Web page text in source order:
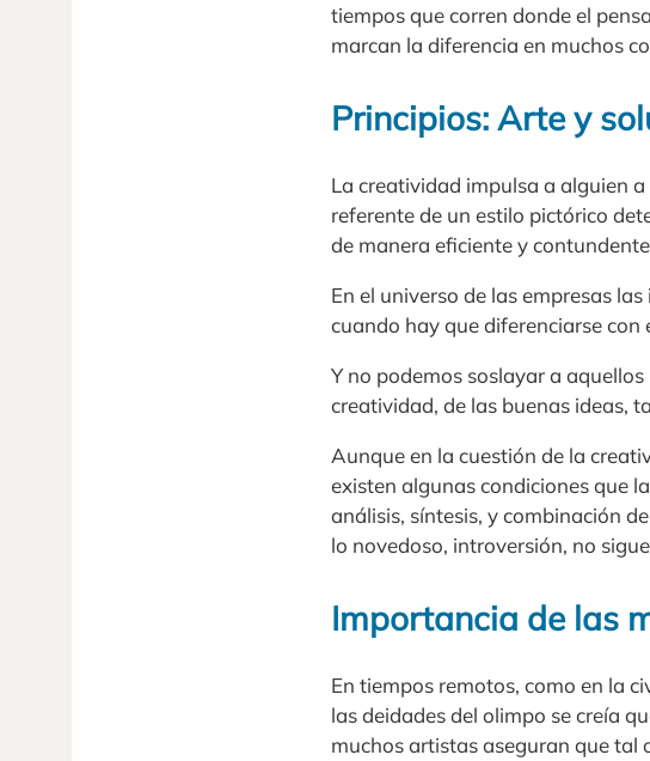
tiempos que corren donde el
marcan la diferencia en muchos
Principios: Arte y
La creatividad impulsa a alguien
referente de un estilo pictórico
de manera eficiente y
En el universo de las empresas
cuando hay que diferenciarse con
Y no podemos soslayar a
creatividad, de las buenas ideas,
Aunque en la cuestión de la
existen algunas condiciones que
análisis, síntesis, y combinación
lo novedoso, introversión, no
Importancia de las
En tiempos remotos, como en la
las deidades del olimpo se creía
muchos artistas aseguran que tal